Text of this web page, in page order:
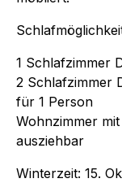
1 Schlafzimmer
2 Schlafzimmer
für 1 Person
Wohnzimmer
ausziehbar
Winterzeit: 15.